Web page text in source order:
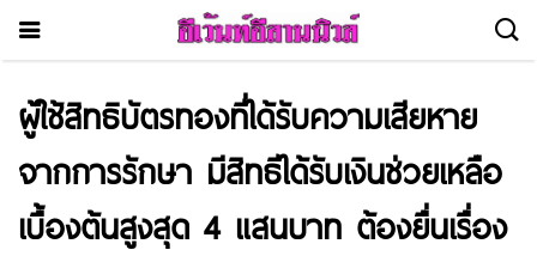
ผู้ใช้สิทธิบัตรทองที่ได้รับความเสียหาย
จากการรักษา มีสิทธิได้รับเงินช่วยเหลือ
เบื้องต้นสูงสุด 4 แสนบาท ต้องยื่นเรื่อง